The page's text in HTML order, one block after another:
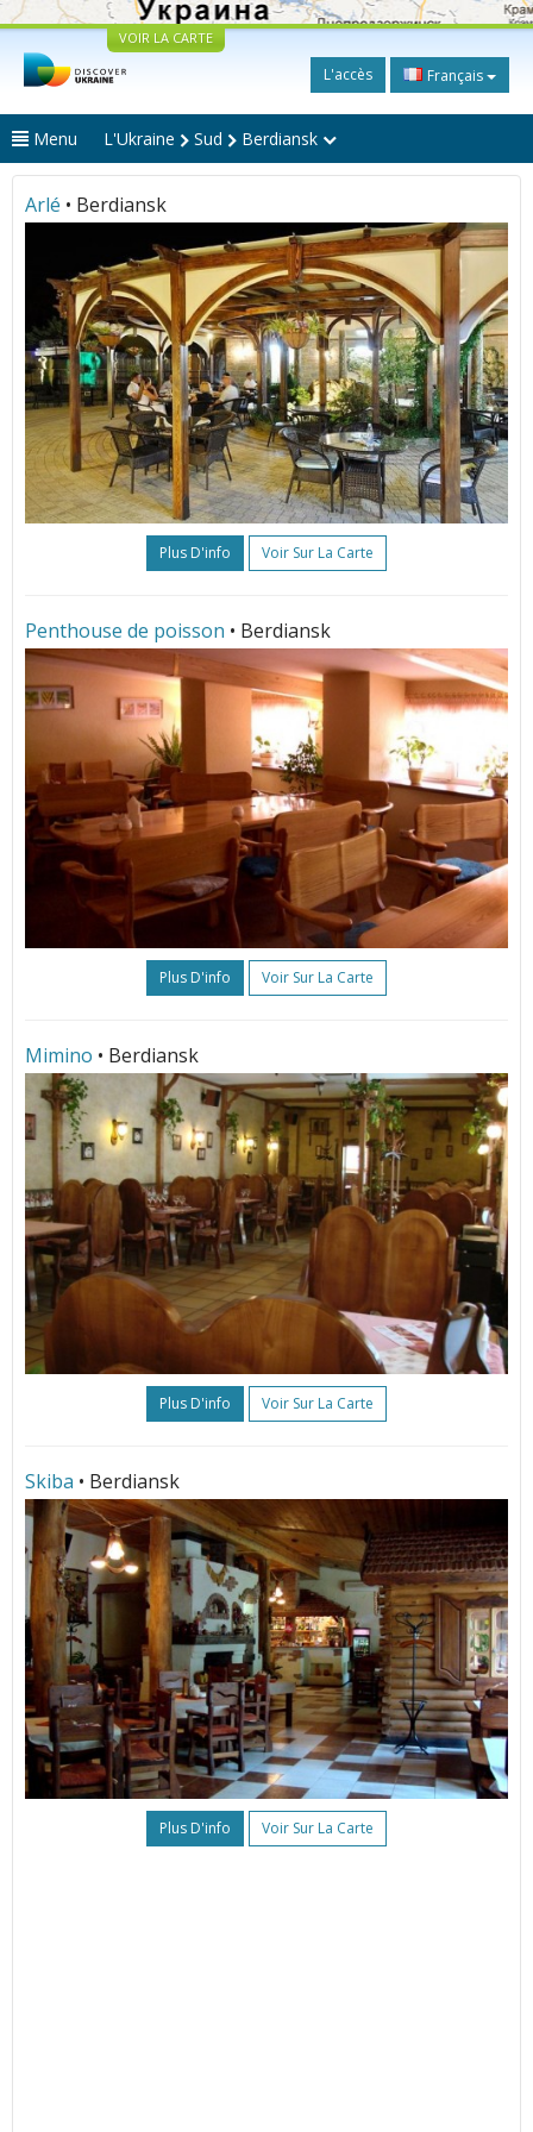
VOIR LA CARTE
L'accès Français
Menu L'Ukraine Sud Berdiansk
Arlé • Berdiansk
Plus D'info Voir Sur La Carte
Penthouse de poisson • Berdiansk
Plus D'info Voir Sur La Carte
Mimino • Berdiansk
Plus D'info Voir Sur La Carte
Skiba • Berdiansk
Plus D'info Voir Sur La Carte